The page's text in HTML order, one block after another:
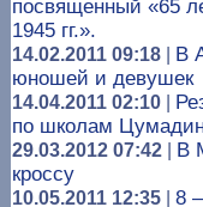
посвященный «65
1945 гг.».
14.02.2011 09:18
В
юношей и девушек
14.04.2011 02:10
по школам
29.03.2012 07:42
В
кроссу
10.05.2011 12:35
8